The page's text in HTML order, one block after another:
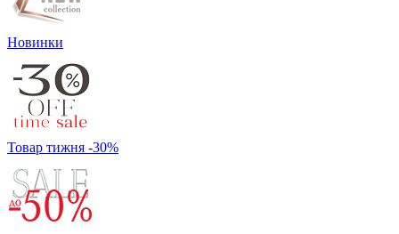
Новинки
Товар тижня -30%